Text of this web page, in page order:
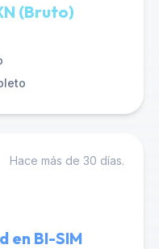
(Bruto)
Hace más de 30 días.
en BI-SIM